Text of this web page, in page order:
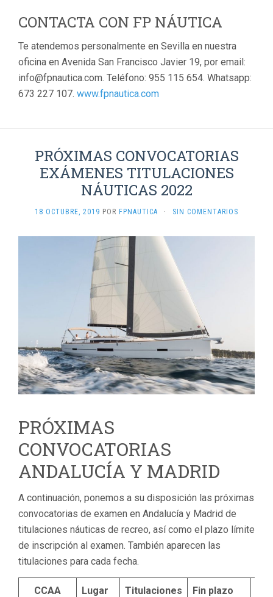
CONTACTA CON FP NÁUTICA
Te atendemos personalmente en Sevilla en nuestra
oficina en Avenida San Francisco Javier 19, por email:
info@fpnautica.com. Teléfono: 955 115 654. Whatsapp:
673 227 107. www.fpnautica.com
PRÓXIMAS CONVOCATORIAS
EXÁMENES TITULACIONES
NÁUTICAS 2022
18 OCTUBRE, 2019 POR FPNAUTICA · SIN COMENTARIOS
PRÓXIMAS
CONVOCATORIAS
ANDALUCÍA Y MADRID
A continuación, ponemos a su disposición las próximas
convocatorias de examen en Andalucía y Madrid de
titulaciones náuticas de recreo, así como el plazo límite
de inscripción al examen. También aparecen las
titulaciones para cada fecha.
CCAA Lugar Titulaciones
Fin plazo